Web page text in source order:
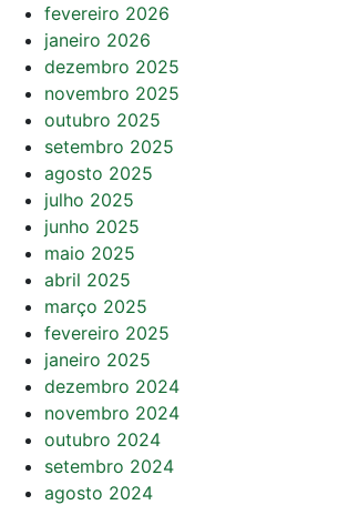
fevereiro 2026
janeiro 2026
dezembro 2025
novembro 2025
outubro 2025
setembro 2025
agosto 2025
julho 2025
junho 2025
maio 2025
abril 2025
março 2025
fevereiro 2025
janeiro 2025
dezembro 2024
novembro 2024
outubro 2024
setembro 2024
agosto 2024